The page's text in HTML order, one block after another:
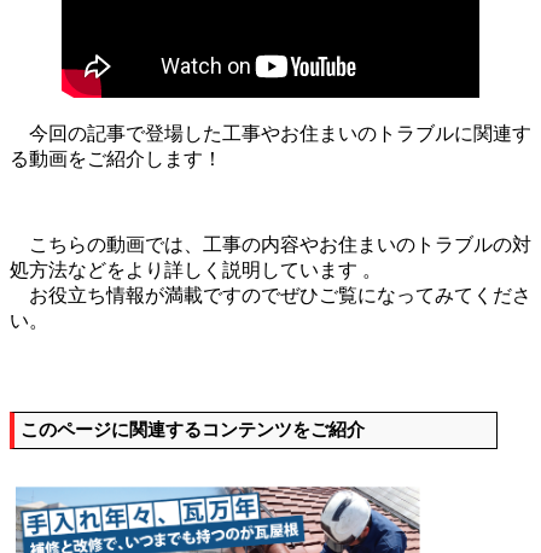
今回の記事で登場した工事やお住まいのトラブルに関連す
る動画をご紹介します！
こちらの動画では、工事の内容やお住まいのトラブルの対
処方法などをより詳しく説明しています 。
お役立ち情報が満載ですのでぜひご覧になってみてくださ
い。
このページに関連するコンテンツをご紹介